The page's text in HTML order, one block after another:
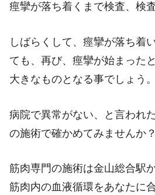
痙攣が落ち着くまで検査、検
しばらくして、痙攣が落ち着
ても、再び、痙攣が始まった
大きなものとなる事でしょう。
病院で異常がない、と言われ
の施術で確かめてみませんか？
筋肉専門の施術は金山総合駅
筋肉内の血液循環をあなたに